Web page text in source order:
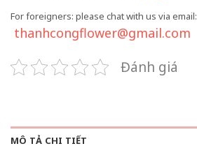
For foreigners: please chat with us via email:
thanhcongflower@gmail.com
Đánh giá
MÔ TẢ CHI TIẾT